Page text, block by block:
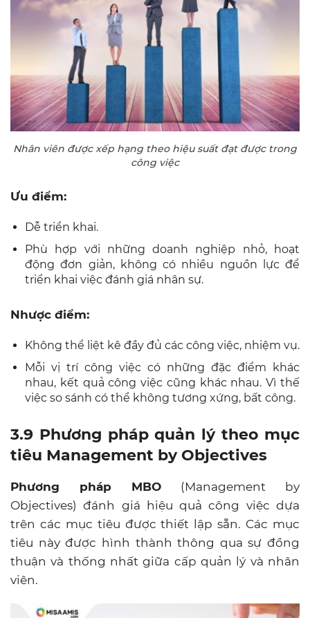
Nhân viên được xếp hạng theo hiệu suất đạt được trong
công việc
Ưu điểm:
Dễ triển khai.
Phù hợp với những doanh nghiệp nhỏ, hoạt
động đơn giản, không có nhiều nguồn lực để
triển khai việc đánh giá nhân sự.
Nhược điểm:
Không thể liệt kê đầy đủ các công việc, nhiệm vụ.
Mỗi vị trí công việc có những đặc điểm khác
nhau, kết quả công việc cũng khác nhau. Vì thế
việc so sánh có thể không tương xứng, bất công.
3.9 Phương pháp quản lý theo mục
tiêu Management by Objectives
Phương pháp MBO (Management by
Objectives) đánh giá hiệu quả công việc dựa
trên các mục tiêu được thiết lập sẵn. Các mục
tiêu này được hình thành thông qua sự đồng
thuận và thống nhất giữa cấp quản lý và nhân
viên.